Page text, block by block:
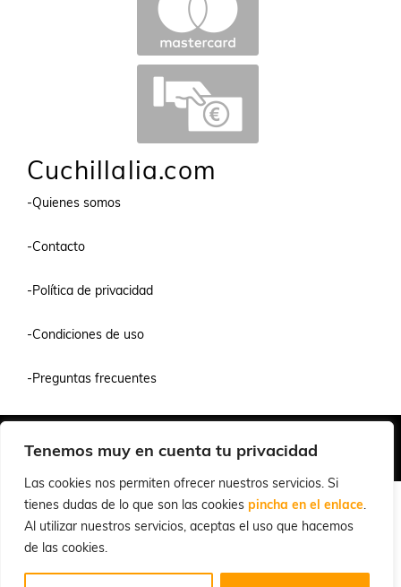
Tenemos muy en cuenta tu privacidad
Las cookies nos permiten ofrecer nuestros servicios. Si
tienes dudas de lo que son las cookies pincha en el enlace.
Al utilizar nuestros servicios, aceptas el uso que hacemos
de las cookies.
Cuchillalia.com
-Quienes somos
-Contacto
-Política de privacidad
-Condiciones de uso
-Preguntas frecuentes
© 2026 Cuchillalia.com